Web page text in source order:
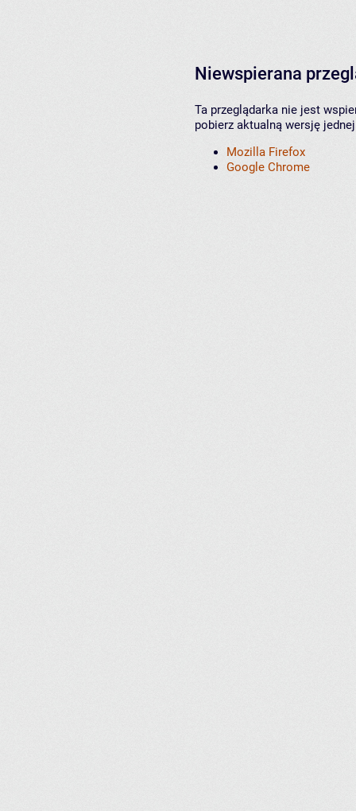
Niewspierana
Ta przeglądarka nie jest
pobierz aktualną wersję
Mozilla Firefox
Google Chrome